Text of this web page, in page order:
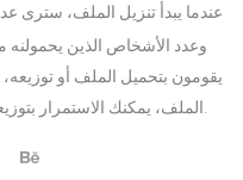
وعدد الأشخاص الذين يحمولنه
يقومون بتحميل الملف أو